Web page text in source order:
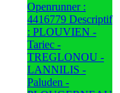
Openrunner :
4416779 Descriptif
: PLOUVIEN -
Tariec -
TREGLONOU -
LANNILIS -
Paluden -